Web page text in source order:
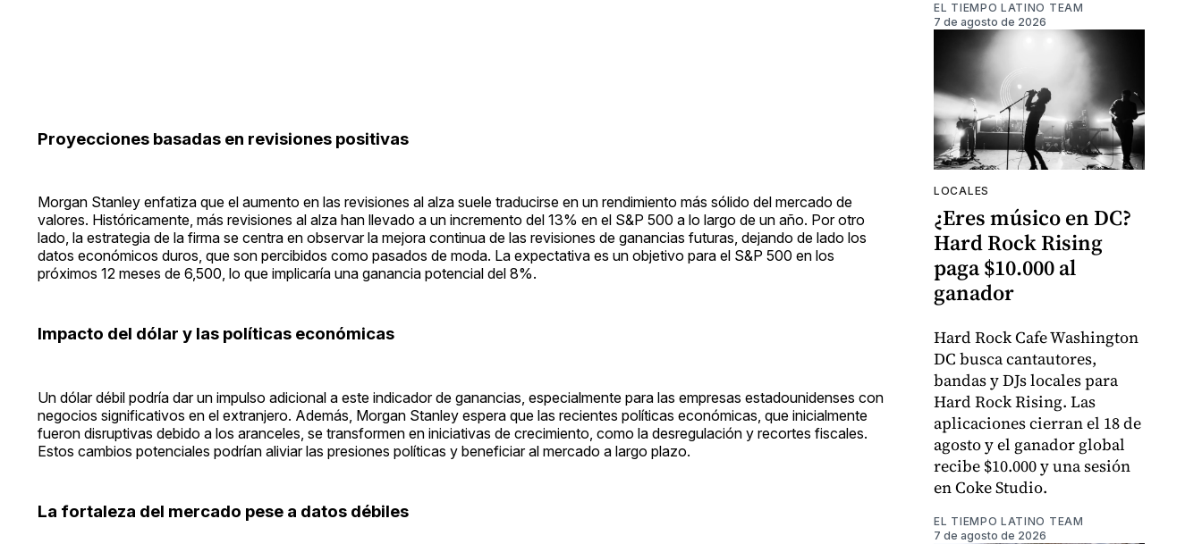
Proyecciones basadas en revisiones positivas
Morgan Stanley enfatiza que el aumento en las revisiones al alza suele traducirse en un rendimiento más sólido del mercado de
valores. Históricamente, más revisiones al alza han llevado a un incremento del 13% en el S&P 500 a lo largo de un año. Por otro
lado, la estrategia de la firma se centra en observar la mejora continua de las revisiones de ganancias futuras, dejando de lado los
datos económicos duros, que son percibidos como pasados de moda. La expectativa es un objetivo para el S&P 500 en los
próximos 12 meses de 6,500, lo que implicaría una ganancia potencial del 8%.
Impacto del dólar y las políticas económicas
Un dólar débil podría dar un impulso adicional a este indicador de ganancias, especialmente para las empresas estadounidenses con
negocios significativos en el extranjero. Además, Morgan Stanley espera que las recientes políticas económicas, que inicialmente
fueron disruptivas debido a los aranceles, se transformen en iniciativas de crecimiento, como la desregulación y recortes fiscales.
Estos cambios potenciales podrían aliviar las presiones políticas y beneficiar al mercado a largo plazo.
La fortaleza del mercado pese a datos débiles
EL TIEMPO LATINO TEAM
7 de agosto de 2026
LOCALES
¿Eres músico en DC?
Hard Rock Rising
paga $10.000 al
ganador
Hard Rock Cafe Washington
DC busca cantautores,
bandas y DJs locales para
Hard Rock Rising. Las
aplicaciones cierran el 18 de
agosto y el ganador global
recibe $10.000 y una sesión
en Coke Studio.
EL TIEMPO LATINO TEAM
7 de agosto de 2026